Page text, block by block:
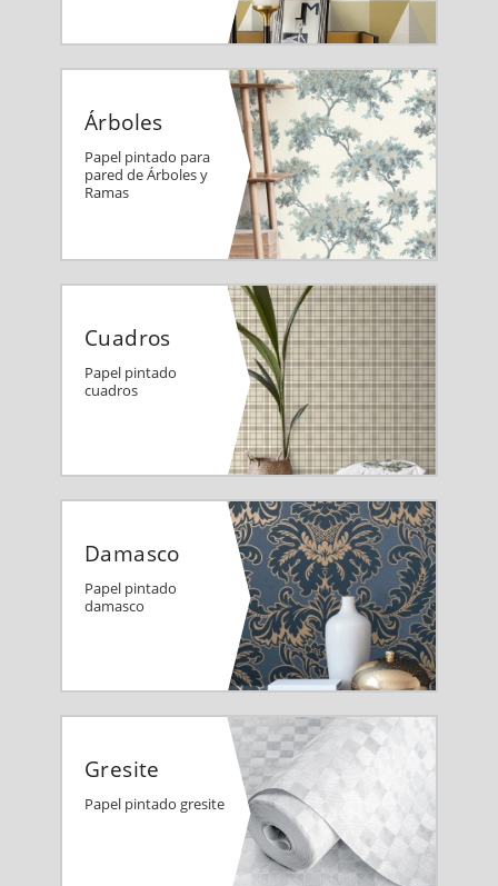
Árboles
Papel pintado para
pared de Árboles y
Ramas
Cuadros
Papel pintado
cuadros
Damasco
Papel pintado
damasco
Gresite
Papel pintado gresite